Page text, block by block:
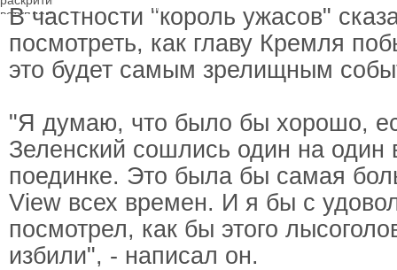
вступление Украины в
НАТО и предлагает
В частности "король ужасов"
посмотреть, как главу Кремля
это будет самым зрелищным
"Я думаю, что было бы хорошо,
Зеленский сошлись один на один
поединке. Это была бы самая
View всех времен. И я бы с
посмотрел, как бы этого
избили", - написал он.